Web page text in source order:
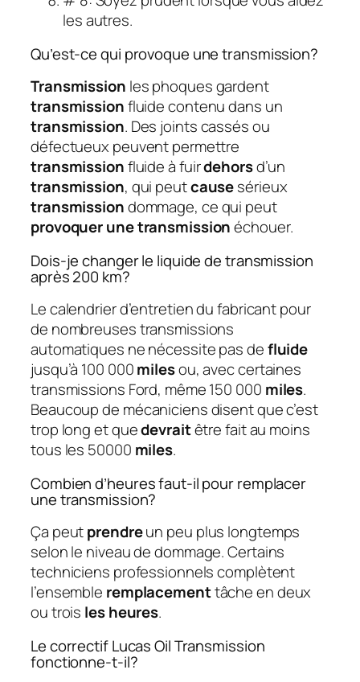
les autres.
Qu’est-ce qui provoque une transmission?
Transmission les phoques gardent
transmissionfluide contenu dans un
transmission. Des joints cassés ou
défectueux peuvent permettre
transmissionfluide à fuirdehorsd’un
transmission, qui peutcausesérieux
transmissiondommage, ce qui peut
provoquer une transmissionéchouer.
Dois-je changer le liquide de transmission
après 200 km?
Le calendrier d’entretien du fabricant pour
de nombreuses transmissions
automatiques ne nécessite pas defluide
jusqu’à 100 000milesou, avec certaines
transmissions Ford, même 150 000 miles.
Beaucoup de mécaniciens disent que c’est
trop long et quedevraitêtre fait au moins
tous les 50000 miles.
Combien d’heures faut-il pour remplacer
une transmission?
Ça peutprendreun peu plus longtemps
selon le niveau de dommage. Certains
techniciens professionnels complètent
l’ensemble remplacementtâche en deux
ou trois les heures.
Le correctif Lucas Oil Transmission
fonctionne-t-il?